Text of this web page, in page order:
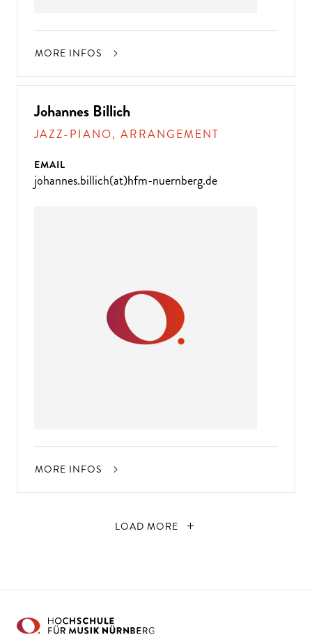
MORE INFOS
Johannes Billich
JAZZ-PIANO, ARRANGEMENT
EMAIL
johannes.billich(at)hfm-nuernberg.de
MORE INFOS
LOAD MORE